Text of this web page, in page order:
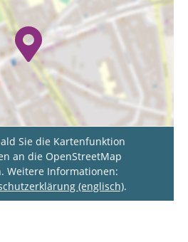
Sie die Kartenfunktion
an die OpenStreetMap
Weitere Informationen:
(englisch).